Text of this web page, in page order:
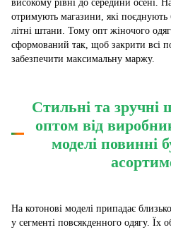
високому рівні до середини осені.
отримують магазини, які поєднують
літні штани. Тому опт жіночого
сформований так, щоб закрити всі
забезпечити максимальну маржу.
Стильні та зручні
оптом від
моделі повинні
На котонові моделі припадає
у сегменті повсякденного одягу. Їх